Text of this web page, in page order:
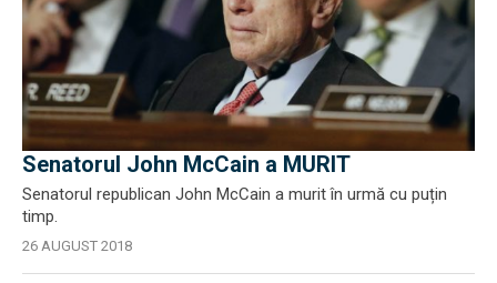
Senatorul John McCain a MURIT
Senatorul republican John McCain a murit în urmă cu puțin
timp.
26 AUGUST 2018